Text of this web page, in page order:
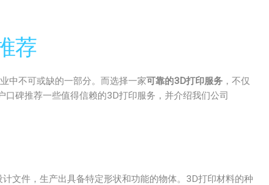
荐
中不可或缺的一部分。而选择一家可靠的3D打印服务 ，不仅
碑推荐一些值得信赖的3D打印服务，并介绍我们公司
文件，生产出具备特定形状和功能的物体。3D打印材料的种